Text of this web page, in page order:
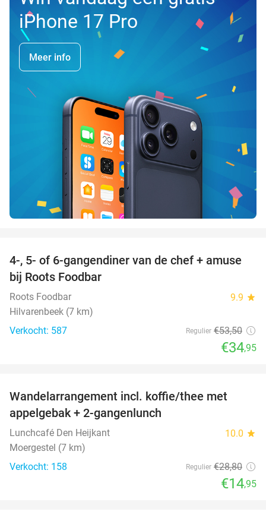
iPhone 17 Pro
Meer info
35%
4-, 5- of 6-gangendiner van de chef + amuse
bij Roots Foodbar
Roots Foodbar 9.9 star
Hilvarenbeek (7 km)
Verkocht: 587
Regulier €53,50
€34,95
Wandelarrangement incl. koffie/thee met
appelgebak + 2-gangenlunch
Lunchcafé Den Heijkant 10.0 star
Moergestel (7 km)
Verkocht: 158
Regulier €28,80
€14,95